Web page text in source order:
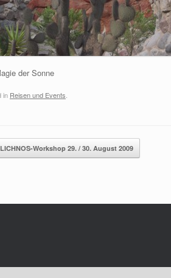
der Sonne
in Reisen und Events
navigation
LICHNOS-Workshop 29. / 30. August 2009